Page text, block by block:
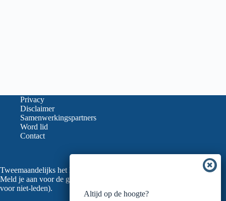
Privacy
Disclaimer
Samenwerkingspartners
Word lid
Contact
Tweemaandelijks het laatste nieuws in je mailbox?
Meld je aan voor de gratis nieuwsbrief van de LVGO (ook
voor niet-leden).
Altijd op de hoogte?